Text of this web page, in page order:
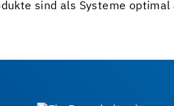
sind als Systeme